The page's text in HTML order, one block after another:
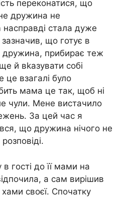
переконатися, що
дружина не
стала дуже
що готує в
дружина, прибирає теж
й вkазувати собі
взагалі було
мама це так, щоб ні
чули. Мене вистачило
За цей час я
що дружина нічого не
гості до її мами на
а сам вирішив
своєї. Спочатку